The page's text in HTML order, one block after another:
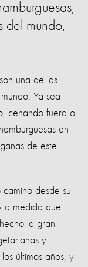
del mundo,
una de las
Ya sea
cenando fuera o
en
de este
camino desde su
a medida que
la gran
y
últimos años, y